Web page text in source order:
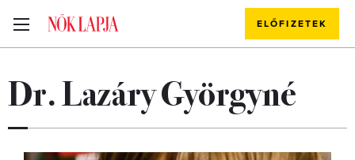
ELŐFIZETEK
Dr. Lazáry Györgyné